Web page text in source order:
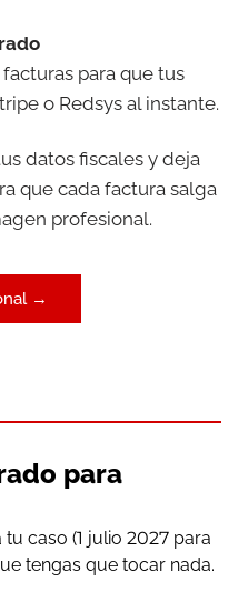
para que tus
o Redsys al instante.
datos fiscales y deja
que cada factura salga
profesional.
→
para
caso (1 julio 2027 para
tengas que tocar nada.